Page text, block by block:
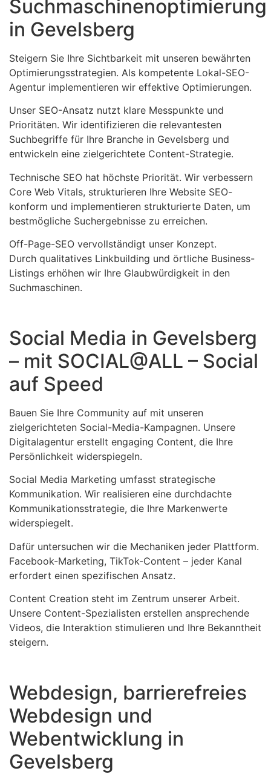
Suchmaschinenoptimierung
in Gevelsberg
Steigern Sie Ihre Sichtbarkeit mit unseren bewährten
Optimierungsstrategien. Als kompetente Lokal-SEO-
Agentur implementieren wir effektive Optimierungen.
Unser SEO-Ansatz nutzt klare Messpunkte und
Prioritäten. Wir identifizieren die relevantesten
Suchbegriffe für Ihre Branche in Gevelsberg und
entwickeln eine zielgerichtete Content-Strategie.
Technische SEO hat höchste Priorität. Wir verbessern
Core Web Vitals, strukturieren Ihre Website SEO-
konform und implementieren strukturierte Daten, um
bestmögliche Suchergebnisse zu erreichen.
Off-Page-SEO vervollständigt unser Konzept.
Durch qualitatives Linkbuilding und örtliche Business-
Listings erhöhen wir Ihre Glaubwürdigkeit in den
Suchmaschinen.
Social Media in Gevelsberg
– mit SOCIAL@ALL – Social
auf Speed
Bauen Sie Ihre Community auf mit unseren
zielgerichteten Social-Media-Kampagnen. Unsere
Digitalagentur erstellt engaging Content, die Ihre
Persönlichkeit widerspiegeln.
Social Media Marketing umfasst strategische
Kommunikation. Wir realisieren eine durchdachte
Kommunikationsstrategie, die Ihre Markenwerte
widerspiegelt.
Dafür untersuchen wir die Mechaniken jeder Plattform.
Facebook-Marketing, TikTok-Content – jeder Kanal
erfordert einen spezifischen Ansatz.
Content Creation steht im Zentrum unserer Arbeit.
Unsere Content-Spezialisten erstellen ansprechende
Videos, die Interaktion stimulieren und Ihre Bekanntheit
steigern.
Webdesign, barrierefreies
Webdesign und
Webentwicklung in
Gevelsberg